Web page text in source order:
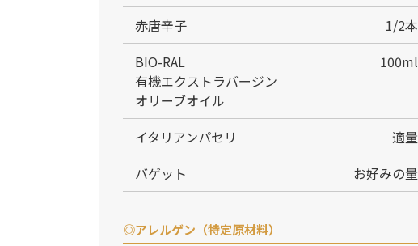
赤唐辛子
1/2本
BIO-RAL
有機エクストラバージン
オリーブオイル
100ml
イタリアンパセリ
適量
バゲット
お好みの量
◎アレルゲン（特定原材料）